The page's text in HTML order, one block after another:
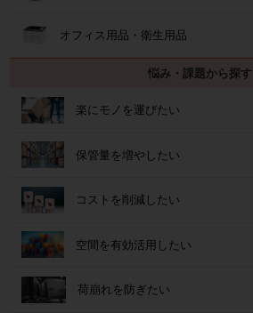
オフィス用品・衛生用品
悩み・課題から探す
楽にモノを運びたい
保管量を増やしたい
コストを削減したい
空間を有効活用したい
荷崩れを防ぎたい